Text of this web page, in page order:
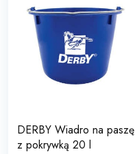
DERBY Wiadro na paszę
z pokrywką 20 l